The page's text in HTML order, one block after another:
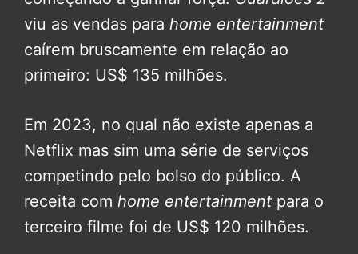
viu as vendas para home entertainment
caírem bruscamente em relação ao
primeiro: US$ 135 milhões.
Em 2023, no qual não existe apenas a
Netflix mas sim uma série de serviços
competindo pelo bolso do público. A
receita com home entertainment para o
terceiro filme foi de US$ 120 milhões.